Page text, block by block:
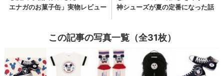
この記事の写真一覧（全31枚）